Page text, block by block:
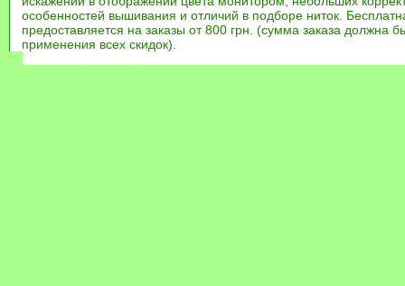
особенностей вышивания и отличий в подборе ниток.
предоставляется на заказы от 800 грн. (сумма заказа должна
применения всех скидок).